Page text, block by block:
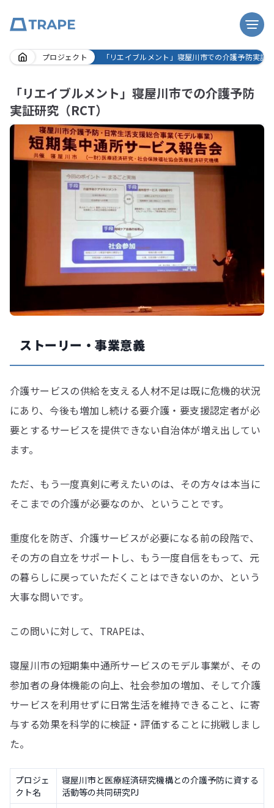
Skip
content
プロジェクト 「リエイブルメント」寝屋川市での介護予防実証
「リエイブルメント」寝屋川市での介護予防
実証研究（RCT）
ストーリー・事業意義
介護サービスの供給を支える人材不足は既に危機的状況
にあり、今後も増加し続ける要介護・要支援認定者が必
要とするサービスを提供できない自治体が増え出してい
ます。
ただ、もう一度真剣に考えたいのは、その方々は本当に
そこまでの介護が必要なのか、ということです。
重度化を防ぎ、介護サービスが必要になる前の段階で、
その方の自立をサポートし、もう一度自信をもって、元
の暮らしに戻っていただくことはできないのか、という
大事な問いです。
この問いに対して、TRAPEは、
寝屋川市の短期集中通所サービスのモデル事業が、その
参加者の身体機能の向上、社会参加の増加、そして介護
サービスを利用せずに日常生活を維持できること、に寄
与する効果を科学的に検証・評価することに挑戦しまし
た。
プロジェ
クト名
寝屋川市と医療経済研究機構との介護予防に資する
活動等の共同研究PJ